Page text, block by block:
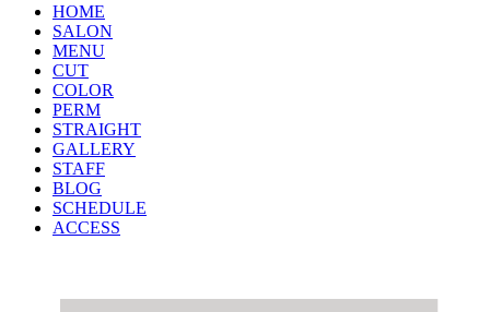
HOME
SALON
MENU
CUT
COLOR
PERM
STRAIGHT
GALLERY
STAFF
BLOG
SCHEDULE
ACCESS